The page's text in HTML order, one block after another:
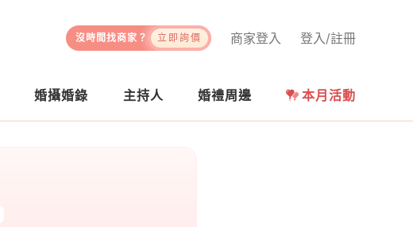
登入/註冊
商家登入
沒時間找商家？ 立即詢價
婚攝婚錄 主持人 婚禮周邊 本月活動